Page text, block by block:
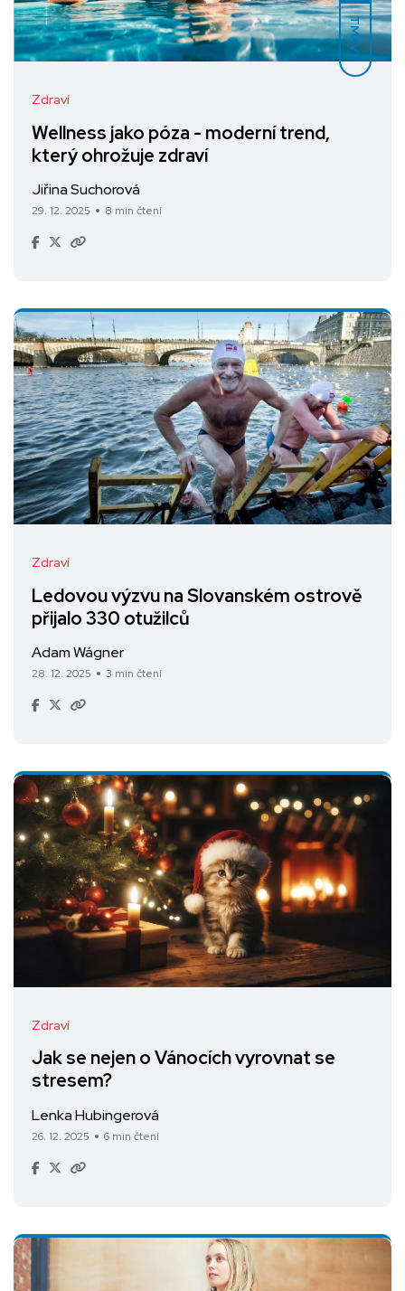
TMAVÝ
Zdraví
Wellness jako póza - moderní trend,
který ohrožuje zdraví
Jiřina Suchorová
29. 12. 2025 8 min čtení
Zdraví
Ledovou výzvu na Slovanském ostrově
přijalo 330 otužilců
Adam Wágner
28. 12. 2025 3 min čtení
Zdraví
Jak se nejen o Vánocích vyrovnat se
stresem?
Lenka Hubingerová
26. 12. 2025 6 min čtení